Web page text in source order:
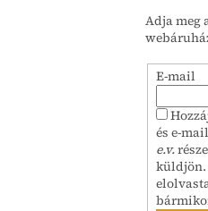
Adja meg
E-mail
és e-
e.v.
küldjön.